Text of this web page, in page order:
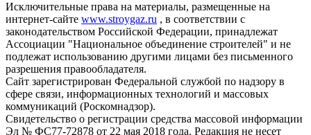
Исключительные права на материалы, размещенные на
интернет-сайте www.stroygaz.ru , в соответствии с
законодательством Российской Федерации, принадлежат
Ассоциации "Национальное объединение строителей" и не
подлежат использованию другими лицами без письменного
разрешения правообладателя.
Сайт зарегистрирован Федеральной службой по надзору в
сфере связи, информационных технологий и массовых
коммуникаций (Роскомнадзор).
Свидетельство о регистрации средства массовой информации
Эл № ФС77-72878 от 22 мая 2018 года. Редакция не несет